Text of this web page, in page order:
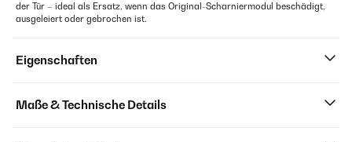
der Tür – ideal als Ersatz, wenn das Original-Scharniermodul beschädigt,
ausgeleiert oder gebrochen ist.
Eigenschaften
Maße & Technische Details